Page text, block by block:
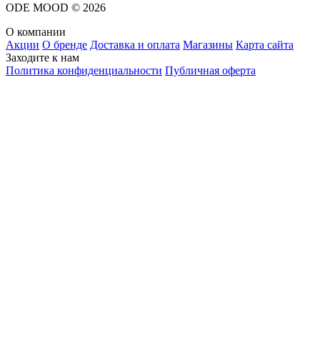
ODE MOOD © 2026
О компании
Акции О бренде Доставка и оплата Магазины Карта сайта
Заходите к нам
Политика конфиденциальности Публичная оферта